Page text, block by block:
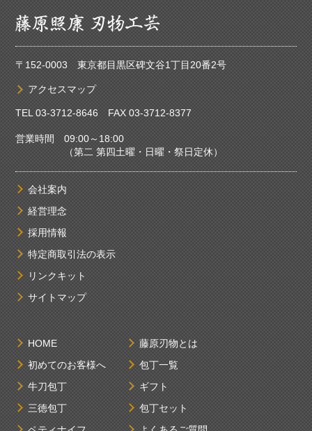
〒152-0003 東京都目黒区碑文谷1丁目20番2号
アクセスマップ
TEL03-3712-8646FAX 03-3712-8377
営業時間 09:00～18:00
（第二 第四土曜・日曜・祭日定休）
会社案内
経営理念
採用情報
特定商取引法の表示
リンクキット
サイトマップ
HOME
初めてのお客様へ
牛刀包丁
三徳包丁
藤原刃物とは
包丁一覧
ギフト
包丁セット